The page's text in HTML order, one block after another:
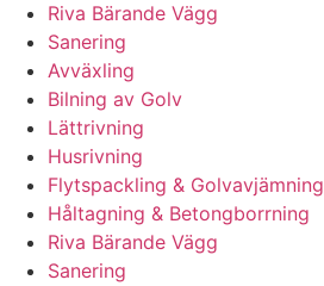
Riva Bärande Vägg
Sanering
Avväxling
Bilning av Golv
Lättrivning
Husrivning
Flytspackling & Golvavjämning
Håltagning & Betongborrning
Riva Bärande Vägg
Sanering